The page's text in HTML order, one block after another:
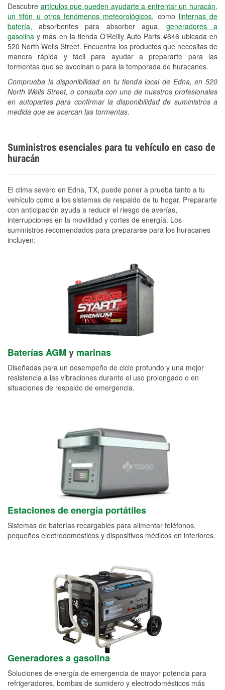
Descubre artículos que pueden ayudarte a enfrentar un huracán,
un tifón u otros fenómenos meteorológicos, como linternas de
batería, absorbentes para absorber agua, generadores a
gasolina y más en la tienda O’Reilly Auto Parts #646 ubicada en
520 North Wells Street. Encuentra los productos que necesitas de
manera rápida y fácil para ayudar a prepararte para las
tormentas que se avecinan o para la temporada de huracanes.
Comprueba la disponibilidad en tu tienda local de Edna, en 520
North Wells Street, o consulta con uno de nuestros profesionales
en autopartes para confirmar la disponibilidad de suministros a
medida que se acercan las tormentas.
Suministros esenciales para tu vehículo en caso de
huracán
El clima severo en Edna, TX, puede poner a prueba tanto a tu
vehículo como a los sistemas de respaldo de tu hogar. Prepararte
con anticipación ayuda a reducir el riesgo de averías,
interrupciones en la movilidad y cortes de energía. Los
suministros recomendados para prepararse para los huracanes
incluyen:
Baterías AGM y marinas
Diseñadas para un desempeño de ciclo profundo y una mejor
resistencia a las vibraciones durante el uso prolongado o en
situaciones de respaldo de emergencia.
Estaciones de energía portátiles
Sistemas de baterías recargables para alimentar teléfonos,
pequeños electrodomésticos y dispositivos médicos en interiores.
Generadores a gasolina
Soluciones de energía de emergencia de mayor potencia para
refrigeradores, bombas de sumidero y electrodomésticos más